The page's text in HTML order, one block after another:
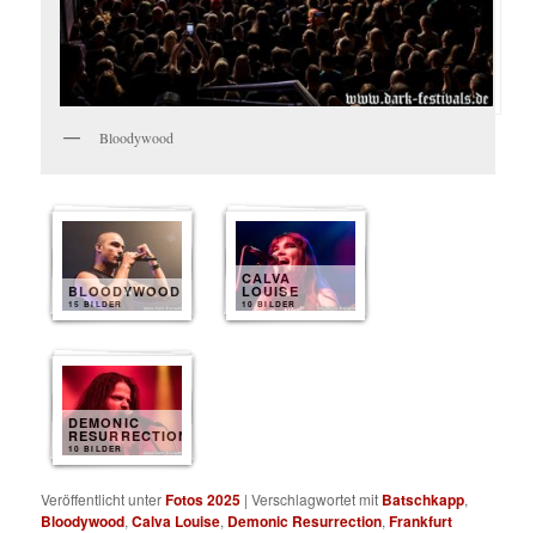
Bloodywood
BLOODYWOOD
15 BILDER
CALVA
LOUISE
10 BILDER
DEMONIC
RESURRECTION
10 BILDER
Veröffentlicht unterFotos 2025 |Verschlagwortet mit Batschkapp,
Bloodywood,Calva Louise, Demonic Resurrection,Frankfurt